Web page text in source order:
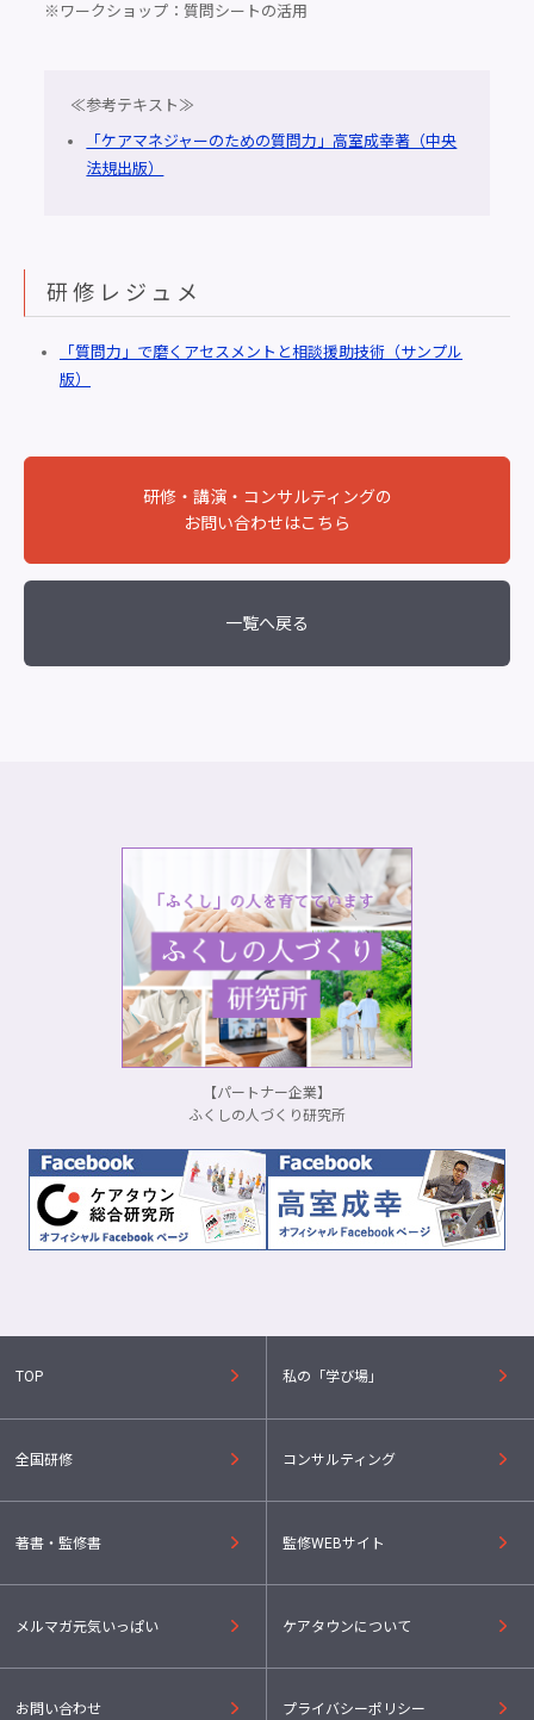
※ワークショップ：質問シートの活用
≪参考テキスト≫
「ケアマネジャーのための質問力」高室成幸著（中央
法規出版）
研修レジュメ
「質問力」で磨くアセスメントと相談援助技術（サンプル
版）
研修・講演・コンサルティングの
お問い合わせはこちら
一覧へ戻る
【パートナー企業】
ふくしの人づくり研究所
TOP 私の「学び場」
全国研修 コンサルティング
著書・監修書 監修WEBサイト
メルマガ元気いっぱい ケアタウンについて
お問い合わせ プライバシーポリシー